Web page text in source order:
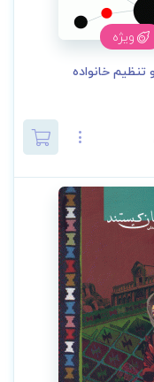
ویژه
خانواده